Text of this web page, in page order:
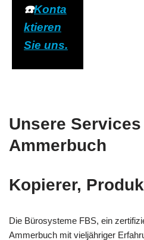
☎️Konta
ktieren
Sie uns.
Unsere
Ammerbuch
Kopierer,
Die Bürosysteme FBS, ein
Ammerbuch mit vieljähriger